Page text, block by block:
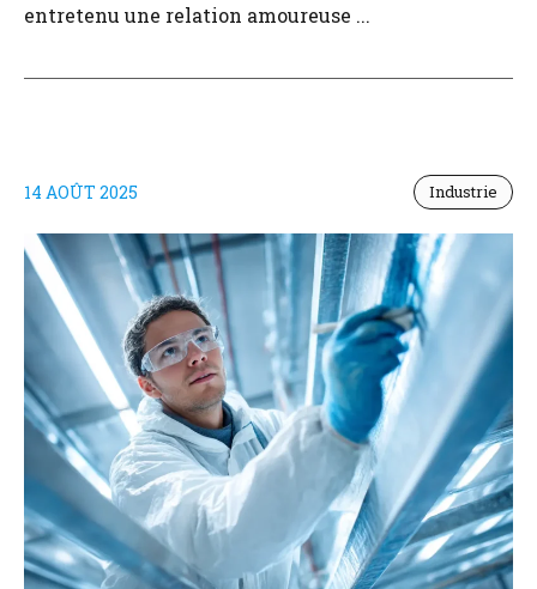
entretenu une relation amoureuse ...
14 AOÛT 2025 Industrie